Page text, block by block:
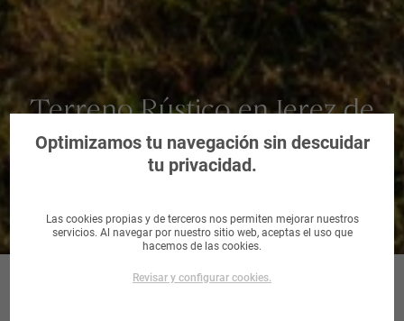
Terreno Rústico en Jerez de
la Frontera, Cádiz
Optimizamos tu navegación sin descuidar
tu privacidad.
Las cookies propias y de terceros nos permiten mejorar nuestros
servicios. Al navegar por nuestro sitio web, aceptas el uso que
hacemos de las cookies.
Revisar y configurar cookies.